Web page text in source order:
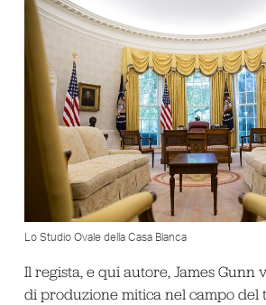
Lo Studio Ovale della Casa Bianca
Il regista, e qui autore, James Gunn
di produzione mitica nel campo del